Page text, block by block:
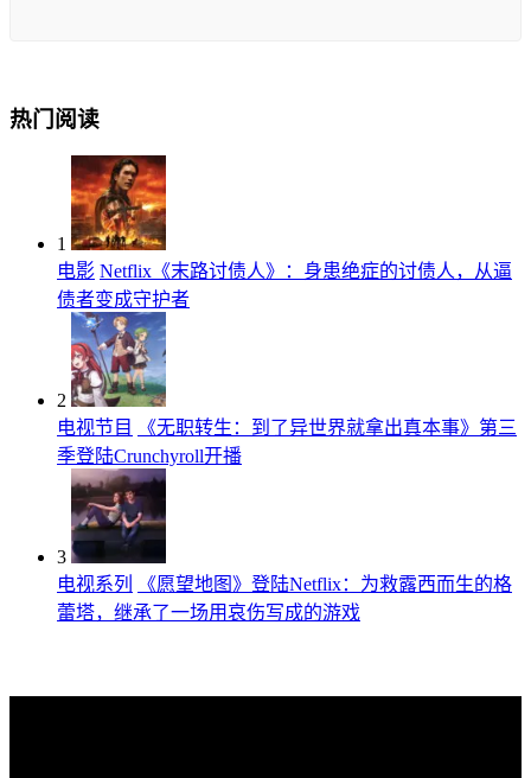
热门阅读
1
电影 Netflix《末路讨债人》：身患绝症的讨债人，从逼
债者变成守护者
2
电视节目
《无职转生：到了异世界就拿出真本事》第三
季登陆Crunchyroll开播
3
电视系列
《愿望地图》登陆Netflix：为救露西而生的格
蕾塔，继承了一场用哀伤写成的游戏